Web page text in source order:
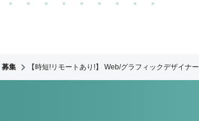
募集 【時短!リモートあり!】 Web/グラフィックデザイナ